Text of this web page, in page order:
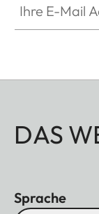
DAS
Sprache